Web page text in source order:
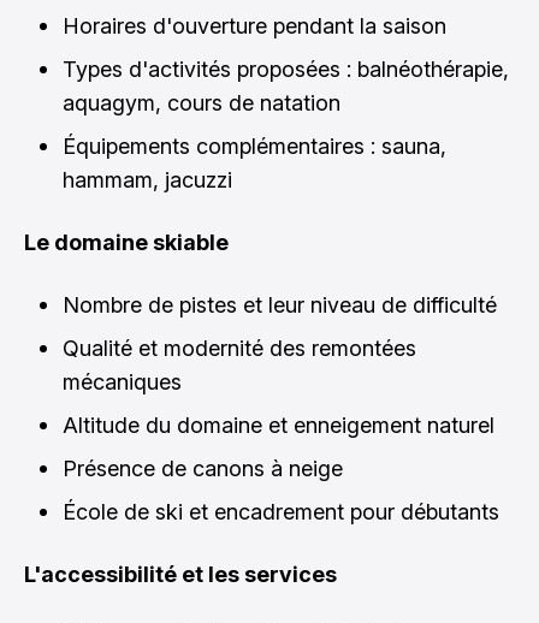
Horaires d'ouverture pendant la saison
Types d'activités proposées : balnéothérapie,
aquagym, cours de natation
Équipements complémentaires : sauna,
hammam, jacuzzi
Le domaine skiable
Nombre de pistes et leur niveau de difficulté
Qualité et modernité des remontées
mécaniques
Altitude du domaine et enneigement naturel
Présence de canons à neige
École de ski et encadrement pour débutants
L'accessibilité et les services